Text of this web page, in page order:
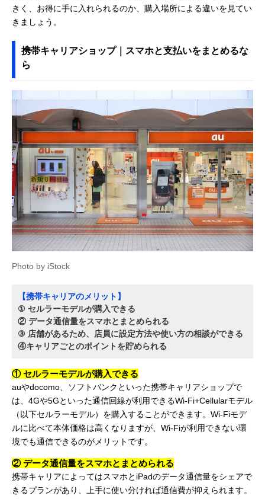
きく、お得に手に入れられるのか、購入場所による違いを見てい
きましょう。
携帯キャリアショップ｜スマホと支払いをまとめるな
ら
Photo by iStock
【携帯キャリアのメリット】
① セルラーモデルが購入できる
② データ通信量をスマホとまとめられる
③ 店舗があるため、店員に設定方法や使い方の相談ができる
④キャリアごとのポイントを貯められる
① セルラーモデルが購入できる
auやdocomo、ソフトバンクといった携帯キャリアショップで
は、4Gや5Gといった通信回線が利用できるWi-Fi+Cellularモデル
（以下セルラーモデル）を購入することができます。Wi-Fiモデ
ルに比べて本体価格は高くなりますが、Wi-Fiが利用できない環
境でも通信できるのがメリットです。
② データ通信量をスマホとまとめられる
携帯キャリアによってはスマホとiPadのデータ通信量をシェアで
きるプランがあり、上手に使い分ければ通信費が抑えられます。